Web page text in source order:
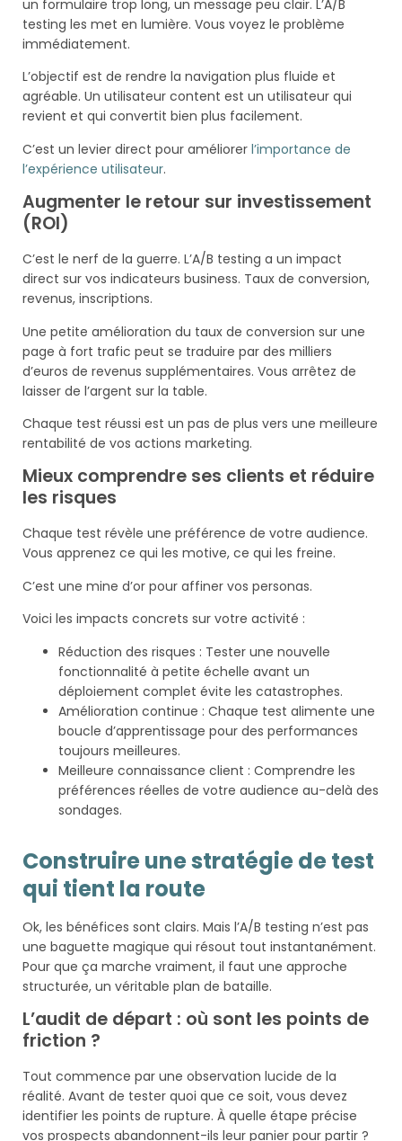
un formulaire trop long, un message peu clair. L’A/B
testing les met en lumière. Vous voyez le problème
immédiatement.
L’objectif est de rendre la navigation plus fluide et
agréable. Un utilisateur content est un utilisateur qui
revient et qui convertit bien plus facilement.
C’est un levier direct pour améliorer l’importance de
l’expérience utilisateur.
Augmenter le retour sur investissement
(ROI)
C’est le nerf de la guerre. L’A/B testing a un impact
direct sur vos indicateurs business. Taux de conversion,
revenus, inscriptions.
Une petite amélioration du taux de conversion sur une
page à fort trafic peut se traduire par des milliers
d’euros de revenus supplémentaires. Vous arrêtez de
laisser de l’argent sur la table.
Chaque test réussi est un pas de plus vers une meilleure
rentabilité de vos actions marketing.
Mieux comprendre ses clients et réduire
les risques
Chaque test révèle une préférence de votre audience.
Vous apprenez ce qui les motive, ce qui les freine.
C’est une mine d’or pour affiner vos personas.
Voici les impacts concrets sur votre activité :
Réduction des risques : Tester une nouvelle
fonctionnalité à petite échelle avant un
déploiement complet évite les catastrophes.
Amélioration continue : Chaque test alimente une
boucle d’apprentissage pour des performances
toujours meilleures.
Meilleure connaissance client : Comprendre les
préférences réelles de votre audience au-delà des
sondages.
Construire une stratégie de test
qui tient la route
Ok, les bénéfices sont clairs. Mais l’A/B testing n’est pas
une baguette magique qui résout tout instantanément.
Pour que ça marche vraiment, il faut une approche
structurée, un véritable plan de bataille.
L’audit de départ : où sont les points de
friction ?
Tout commence par une observation lucide de la
réalité. Avant de tester quoi que ce soit, vous devez
identifier les points de rupture. À quelle étape précise
vos prospects abandonnent-ils leur panier pour partir ?